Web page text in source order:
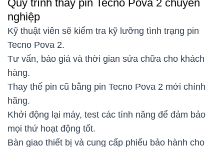
Quy trình thay pin Tecno Pova 2 chuyên
nghiệp
Kỹ thuật viên sẽ kiểm tra kỹ lưỡng tình trạng pin
Tecno Pova 2.
Tư vấn, báo giá và thời gian sửa chữa cho khách
hàng.
Thay thế pin cũ bằng pin Tecno Pova 2 mới chính
hãng.
Khởi động lại máy, test các tính năng để đảm bảo
mọi thứ hoạt động tốt.
Bàn giao thiết bị và cung cấp phiếu bảo hành cho